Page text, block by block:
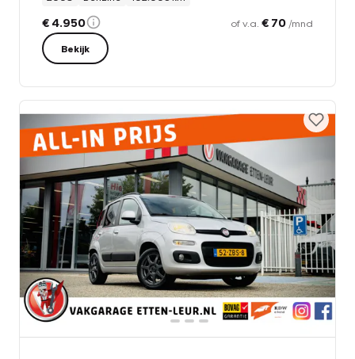
€ 4.950 of v.a. € 70 /mnd
Bekijk